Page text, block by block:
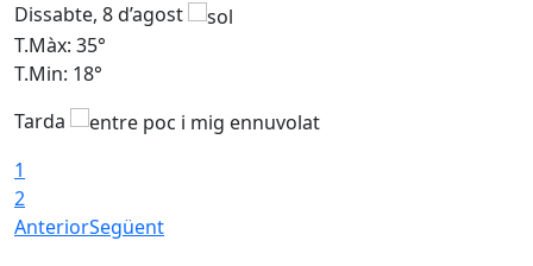
Dissabte, 8 d’agost
T.Màx: 35°
T.Min: 18°
Tarda
1
2
AnteriorSegüent